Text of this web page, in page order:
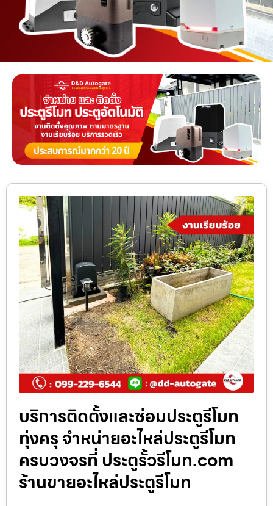
บริการติดตั้งและซ่อมประตูรีโมท
ทุ่งครุ จำหน่ายอะไหล่ประตูรีโมท
ครบวงจรที่ ประตูรั้วรีโมท.com
ร้านขายอะไหล่ประตูรีโมท